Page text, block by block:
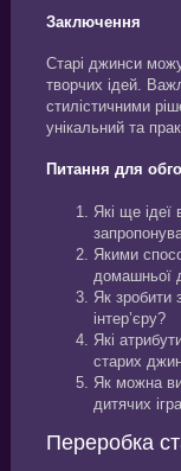
Заключення
Старі джинси
творчих ідей.
стилістичними
унікальний та
Питання для
Які ще ідеї
Якими
домашньої
Як зробити
інтер’єру?
Які
старих
Як можна
дитячих
Переробка